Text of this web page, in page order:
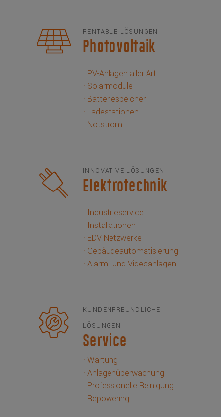
RENTABLE LÖSUNGEN
Photovoltaik
· PV-Anlagen aller Art
· Solarmodule
· Batteriespeicher
· Ladestationen
· Notstrom
INNOVATIVE LÖSUNGEN
Elektrotechnik
· Industrieservice
· Installationen
· EDV-Netzwerke
· Gebäudeautomatisierung
· Alarm- und Videoanlagen
KUNDENFREUNDLICHE
LÖSUNGEN
Service
· Wartung
· Anlagenüberwachung
· Professionelle Reinigung
· Repowering